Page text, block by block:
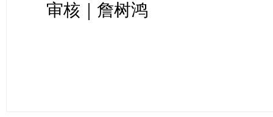
审核｜詹树鸿